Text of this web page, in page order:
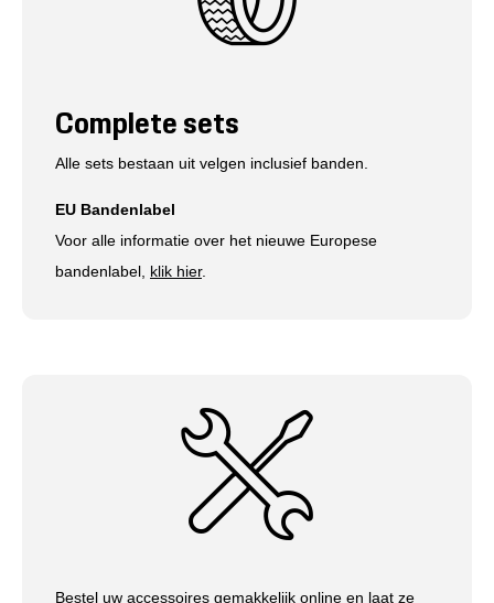
Complete sets
Alle sets bestaan uit velgen inclusief banden.
EU Bandenlabel
Voor alle informatie over het nieuwe Europese
bandenlabel, klik hier.
Bestel uw accessoires gemakkelijk online en laat ze